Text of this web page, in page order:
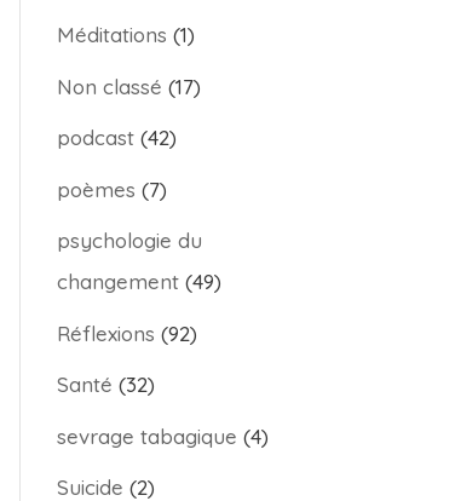
Méditations (1)
Non classé (17)
podcast (42)
poèmes (7)
psychologie du
changement (49)
Réflexions (92)
Santé (32)
sevrage tabagique (4)
Suicide (2)